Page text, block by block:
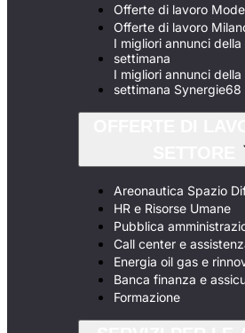
Offerte di lavoro
Offerte di lavoro
I migliori annunci della
settimana
I migliori annunci della
settimana Synergie68
Areonautica Spazio
HR e Risorse Umane
Pubblica
Call center e
Energia oil gas e
Banca finanza e
Formazione